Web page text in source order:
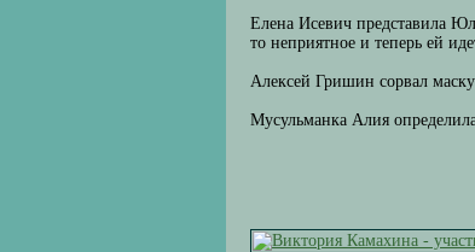
Елена Исевич представила
то неприятное и теперь ей
Алексей Гришин сорвал
Мусульманка Алия